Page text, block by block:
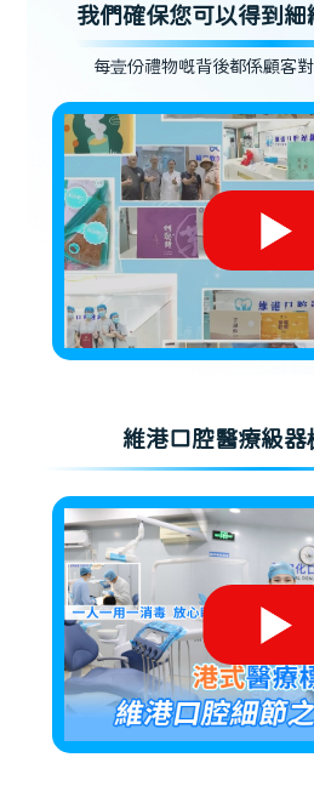
我們確保您可以得到
每壹份禮物嘅背後都係顧客
維港口腔醫療級器